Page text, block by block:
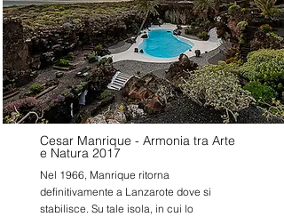
Cesar Manrique - Armonia tra Arte
e Natura 2017
Nel 1966, Manrique ritorna
definitivamente a Lanzarote dove si
stabilisce. Su tale isola, in cui lo